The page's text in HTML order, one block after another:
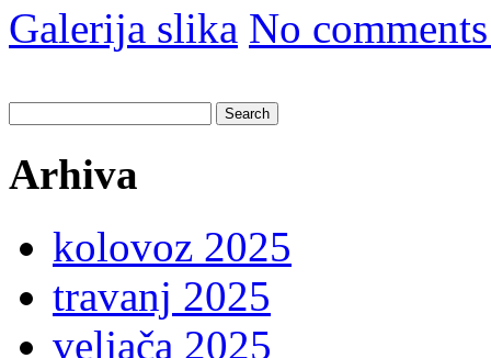
Galerija slika No
for:
Arhiva
kolovoz 2025
travanj 2025
veljača 2025